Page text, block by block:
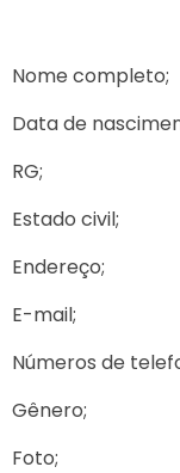
Nome completo;
Data de
RG;
Estado civil;
Endereço;
E-mail;
Números de
Gênero;
Foto;